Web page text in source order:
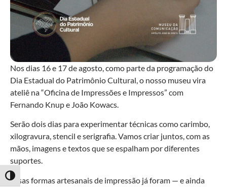
Alternar alto contraste
Nos dias 16 e 17 de agosto, como parte da programação do
Dia Estadual do Patrimônio Cultural, o nosso museu vira
ateliê na “Oficina de Impressões e Impressos” com
Fernando Knup e João Kowacs.
Serão dois dias para experimentar técnicas como carimbo,
xilogravura, stencil e serigrafia. Vamos criar juntos, com as
mãos, imagens e textos que se espalham por diferentes
suportes.
Essas formas artesanais de impressão já foram — e ainda